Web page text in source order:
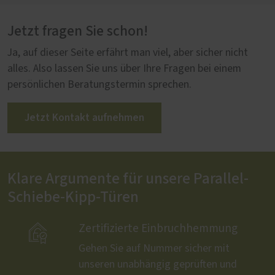
Jetzt fragen Sie schon!
Ja, auf dieser Seite erfährt man viel, aber sicher nicht
alles. Also lassen Sie uns über Ihre Fragen bei einem
persönlichen Beratungstermin sprechen.
Jetzt Kontakt aufnehmen
Klare Argumente für unsere Parallel-
Schiebe-Kipp-Türen
 Zertifizierte Einbruchhemmung
Gehen Sie auf Nummer sicher mit
unseren unabhängig geprüften und